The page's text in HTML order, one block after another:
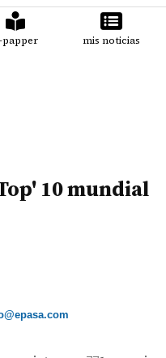
papper mis noticias
10 mundial